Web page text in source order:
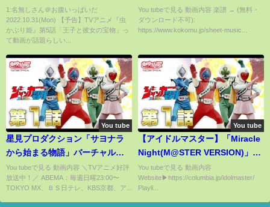
1:名無しさん＠お腹いっぱいだ
2022.10.31(Mon) 【予告】TVアニメ『虫
かぶり姫』第5話「王子と彼女の宝物」っ
て動画が話題らしい...
か☆マギカ】
You tubeで見る 動画内容 楽譜 → (無料・
ダウンロード不可):
https://www.kokomu.jp/sheet-music...
You tube
星見プロダクション「サヨナラ
から始まる物語」バーチャルラ
イブ映像【IDOLY PRIDE】
You tubeで見る 動画内容 ＼TVアニメ好評
放送中！／ ABEMA：毎週日曜23:00〜
TOKYO MX、ＢＳ日テレ、KBS京都、ア...
You tube
【アイドルマスター】「Miracle
Night(M@STER VERSION)」
(歌：天海春香、菊地真、双海亜
美、双海真美、水瀬伊織)
You tubeで見る 動画内容
Website▶https://columbia.jp/idolmaster/
Playli...